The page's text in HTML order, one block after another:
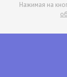
Нажимая на